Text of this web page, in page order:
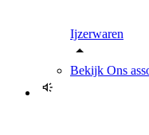
Ijzerwaren
Bekijk Ons